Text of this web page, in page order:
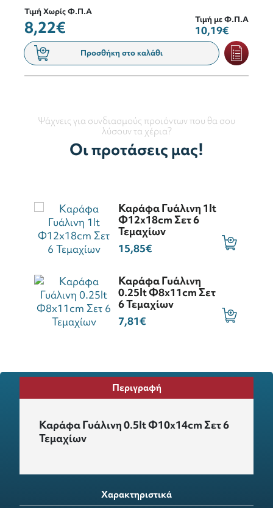
Τιμή Χωρίς Φ.Π.Α
8,22€ Τιμή με Φ.Π.Α
10,19€
Προσθήκη στο καλάθι
Ψάχνεις για συνδιασμούς προιόντων που θα σου
λύσουν τα χέρια?
Οι προτάσεις μας!
Καράφα Γυάλινη 1lt
Φ12x18cm Σετ 6
Τεμαχίων
15,85€
Καράφα Γυάλινη
0.25lt Φ8x11cm Σετ
6 Τεμαχίων
7,81€
Περιγραφή
Καράφα Γυάλινη 0.5lt Φ10x14cm Σετ 6
Τεμαχίων
Χαρακτηριστικά